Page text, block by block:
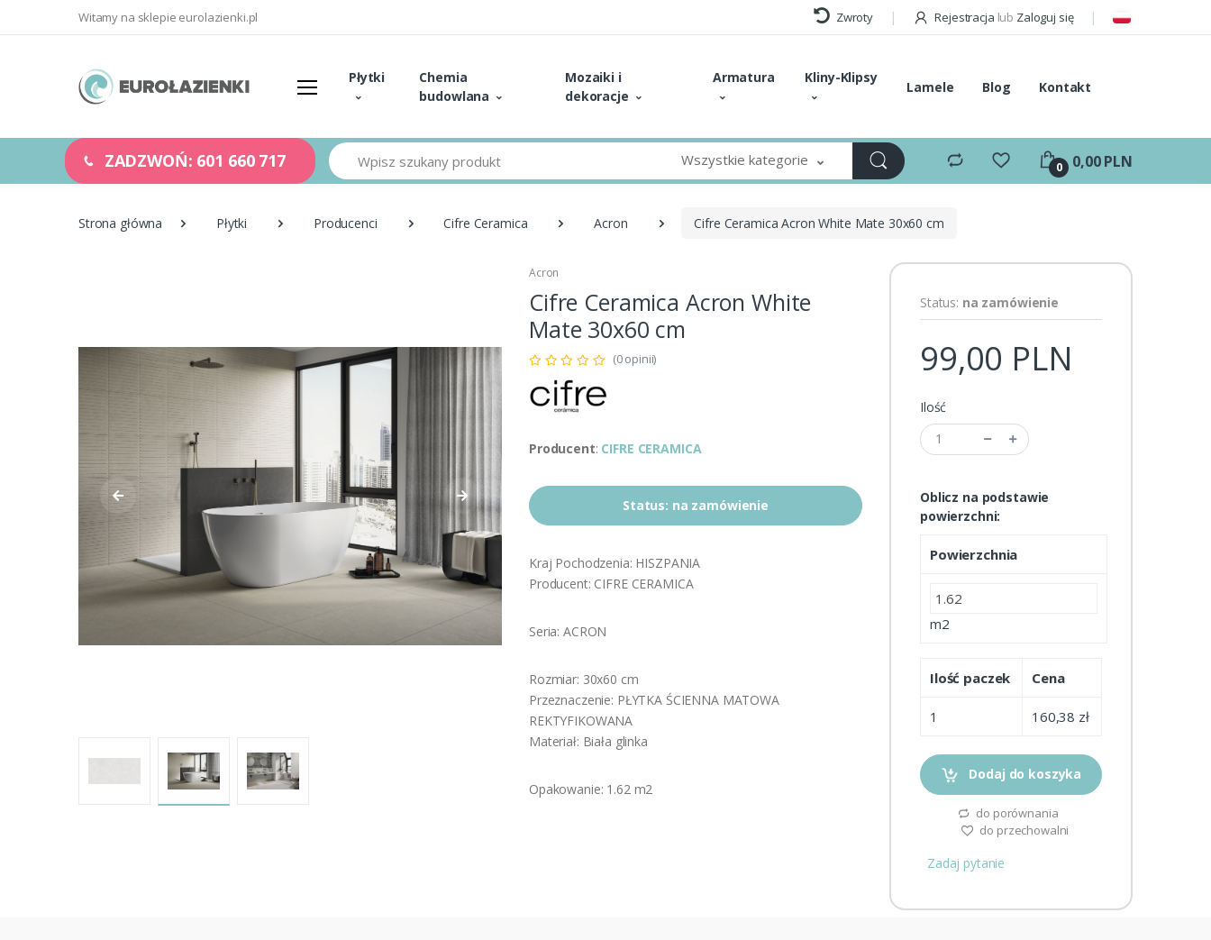
Witamy na sklepie eurolazienki.pl Zwroty Rejestracja lub Zaloguj się
Płytki
Chemia
budowlana
Mozaiki i
dekoracje
Armatura Kliny-Klipsy
Lamele Blog Kontakt
ZADZWOŃ: 601 660 717 Szukaj Wszystkie kategorie 0 0,00 PLN
Strona główna Płytki Producenci Cifre Ceramica Acron Cifre Ceramica Acron White Mate 30x60 cm
Acron
Cifre Ceramica Acron White
Mate 30x60 cm
(0 opinii)
Producent: CIFRE CERAMICA
Status: na zamówienie
Kraj Pochodzenia: HISZPANIA
Producent: CIFRE CERAMICA
Seria: ACRON
Rozmiar: 30x60 cm
Przeznaczenie: PŁYTKA ŚCIENNA MATOWA
REKTYFIKOWANA
Materiał: Biała glinka
Opakowanie: 1.62 m2
Status: na zamówienie
99,00 PLN
Ilość
Oblicz na podstawie
powierzchni:
Powierzchnia
m2
Ilość paczek Cena
1 160,38 zł
Dodaj do koszyka
do porównania
do przechowalni
Zadaj pytanie